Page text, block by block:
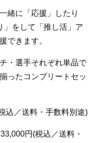
緒に「応援」したり
」をして「推し活」ア
できます。
・選手それぞれ単品で
ったコンプリートセッ
込／送料・手数料別途)
円(税込／送料・